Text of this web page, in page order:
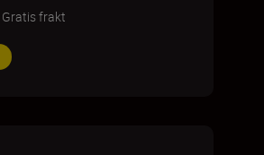
Gratis frakt